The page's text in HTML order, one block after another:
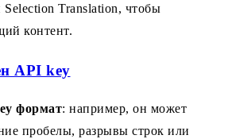
Translation, чтобы
контент.
API key
формат: например, он может
пробелы, разрывы строк или